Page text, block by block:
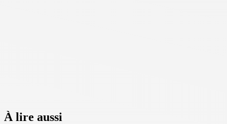
À lire aussi